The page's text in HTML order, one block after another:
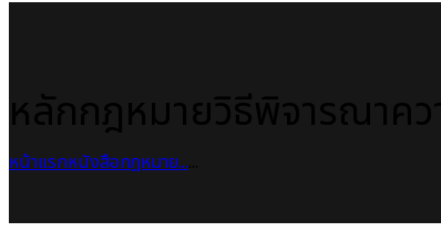
หน้าแรกหนังสือกฎหมาย...